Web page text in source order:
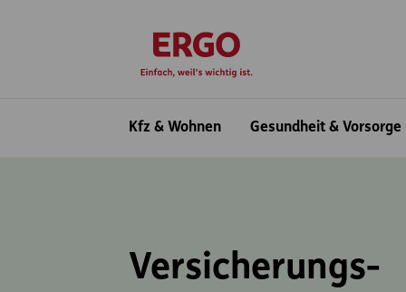
Kfz & Wohnen
Gesundheit & Vorsorge
Versicherungs­